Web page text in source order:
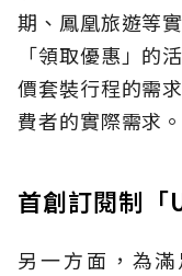
期、鳳凰旅遊等
「領取優惠」的
價套裝行程的需
費者的實際需求。
首創訂閱制「
另一方面，為